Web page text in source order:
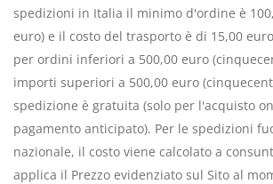
spedizioni in Italia il minimo d'ordine è
euro) e il costo del trasporto è di 15,00
per ordini inferiori a 500,00 euro
importi superiori a 500,00 euro
spedizione è gratuita (solo per l'acquisto
pagamento anticipato). Per le spedizioni
nazionale, il costo viene calcolato a
applica il Prezzo evidenziato sul Sito al